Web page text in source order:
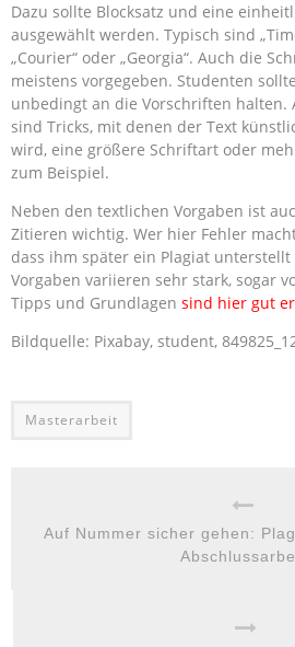
Dazu sollte Blocksatz und eine
ausgewählt werden. Typisch sind
„Courier“ oder „Georgia“. Auch die
meistens vorgegeben. Studenten
unbedingt an die Vorschriften halten.
sind Tricks, mit denen der Text
wird, eine größere Schriftart oder
zum Beispiel.
Neben den textlichen Vorgaben ist
Zitieren wichtig. Wer hier Fehler
dass ihm später ein Plagiat unterstellt
Vorgaben variieren sehr stark, sogar
Tipps und Grundlagen sind hier gut
Bildquelle: Pixabay, student,
Masterarbeit
Auf Nummer sicher gehen: